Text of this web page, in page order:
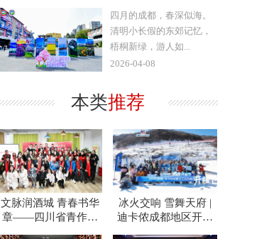
四月的成都，春深似海。
清明小长假的东郊记忆，
梧桐新绿，游人如...
2026-04-08
本类推荐
文脉润酒城 青春书华
章——四川省青作协
冰火交响 雪舞天府 |
迪卡侬成都地区开板